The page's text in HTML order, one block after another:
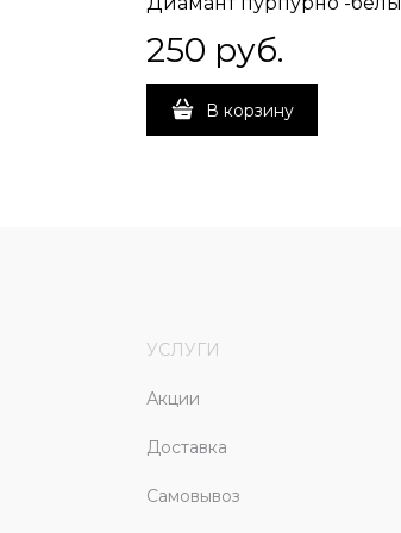
250 руб.
В корзину
УСЛУГИ
Акции
Доставка
Самовывоз